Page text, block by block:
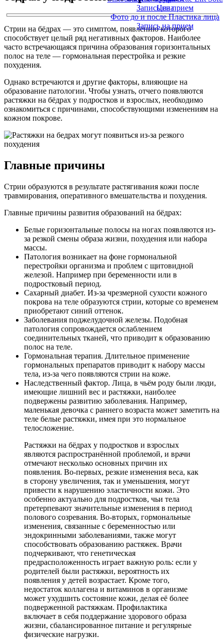
Цена
Фото до и после Пластика лица
Запись на прием
Запись на прием
Стрии на бёдрах — это симптом, появлению которого
способствует целый ряд негативных факторов. Наиболее
часто встречающаяся причина образования горизонтальных
полос на теле — гормональная перестройка и резкие
похудения.
Однако встречаются и другие факторы, влияющие на
образование патологии. Чтобы узнать, отчего появляются
растяжки на бёдрах у подростков и взрослых, необходимо
ознакомиться с причинами, способствующими изменениям на
кожном покрове.
Главные причины
Стрии образуются в результате растягивания кожи после
травмирования, оперативного вмешательства и похудения.
Главные причины развития образований на бёдрах:
Белые горизонтальные полосы на ногах появляются из-
за резкой смены образа жизни, похудения или набора
массы.
Патология возникает на фоне гормональной
перестройки организма и проблем с щитовидной
железой. Например при беременности или в
подростковый период.
Сахарный диабет. Из-за чрезмерной сухости кожного
покрова на теле образуются стрии, которые со временем
приобретают синий оттенок.
Заболевания поджелудочной железы. Подобная
патология сопровождается ослаблением
соединительных тканей, что приводит к образованию
полос на теле.
Гормональная терапия. Длительное применение
гормональных препаратов приводит к набору массы
тела, из-за чего появляются стрии на коже.
Наследственный фактор. Лица, в чьём роду были люди,
имеющие лишний вес и растяжки, наиболее
подвержены развитию заболевания. Например,
маленькая девочка с раннего возраста может заметить на
теле белые растяжки, имея при это нормальное
телосложение.
Растяжки на бёдрах у подростков и взрослых
являются распространённой проблемой, и врачи
отмечают несколько основных причин их
появления. Во-первых, резкие изменения веса, как
в сторону увеличения, так и уменьшения, могут
привести к нарушению эластичности кожи. Это
особенно актуально для подростков, чьи тела
претерпевают значительные изменения в период
полового созревания. Во-вторых, гормональные
изменения, связанные с беременностью или
эндокринными заболеваниями, также могут
способствовать образованию растяжек. Врачи
подчеркивают, что генетическая
предрасположенность играет важную роль: если у
родителей были растяжки, вероятность их
появления у детей возрастает. Кроме того,
недостаток коллагена и витаминов в организме
может ухудшить состояние кожи, делая её более
подверженной растяжкам. Профилактика
включает в себя поддержание здорового образа
жизни, сбалансированное питание и регулярные
физические нагрузки.